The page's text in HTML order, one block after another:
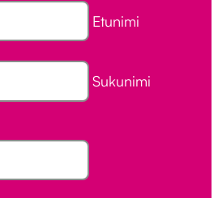
Etunimi
Sukunimi